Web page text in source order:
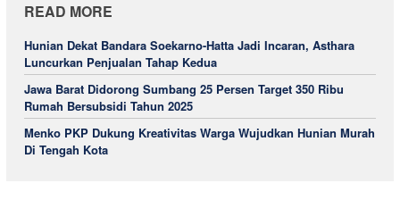
READ MORE
Hunian Dekat Bandara Soekarno-Hatta Jadi Incaran, Asthara
Luncurkan Penjualan Tahap Kedua
Jawa Barat Didorong Sumbang 25 Persen Target 350 Ribu
Rumah Bersubsidi Tahun 2025
Menko PKP Dukung Kreativitas Warga Wujudkan Hunian Murah
Di Tengah Kota